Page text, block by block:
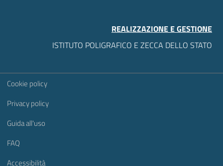
REALIZZAZIONE E GESTIONE
ISTITUTO POLIGRAFICO E ZECCA DELLO STATO
Sezione Link Utili
Cookie policy
Privacy policy
Guida all'uso
FAQ
Accessibilità